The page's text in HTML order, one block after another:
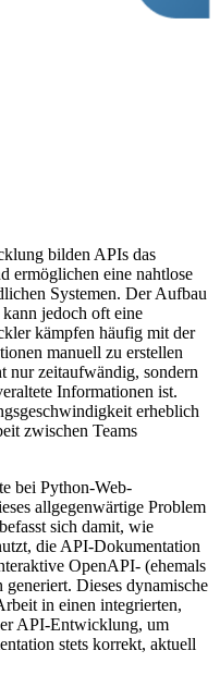
bilden APIs das
ermöglichen eine nahtlose
Systemen. Der Aufbau
jedoch oft eine
kämpfen häufig mit der
manuell zu erstellen
nur zeitaufwändig, sondern
Informationen ist.
erheblich
zwischen Teams
bei Python-Web-
allgegenwärtige Problem
sich damit, wie
die API-Dokumentation
OpenAPI- (ehemals
Dieses dynamische
in einen integrierten,
API-Entwicklung, um
stets korrekt, aktuell